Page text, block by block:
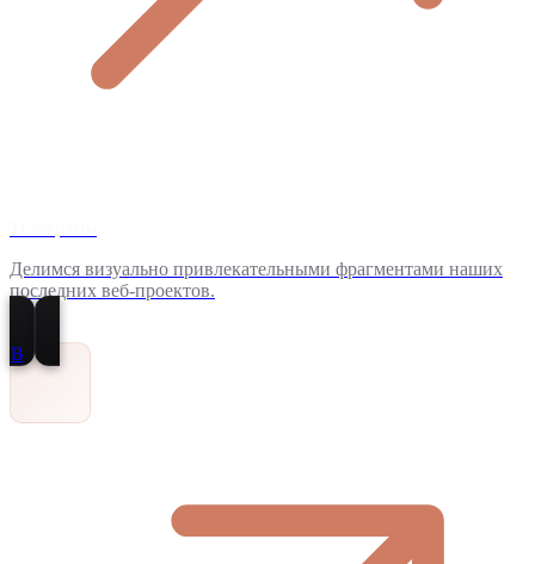
Делимся визуально привлекательными фрагментами наших
последних веб-проектов.
В